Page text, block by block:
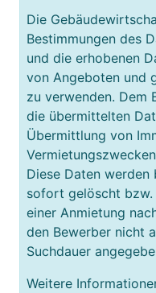
Die
Bestimmungen des
und die erhobenen
von Angeboten und
zu verwenden. Dem
die übermittelten
Übermittlung von
Diese Daten werden
sofort gelöscht
einer Anmietung
den Bewerber nicht
Suchdauer
Weitere